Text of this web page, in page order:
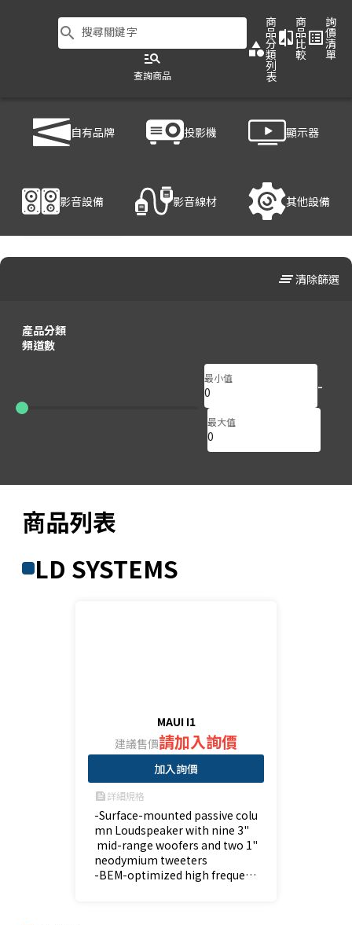
search 搜尋關鍵字
manage_search
查詢商品
category
商
品
分
類
列
表
compare
商
品
比
較
list_alt
詢
價
清
單
自有品牌 投影機 顯示器
影音設備 影音線材 其他設備
⿆克⾵/擴⾳機
clear_all清除篩選
產品分類
頻道數
最小值 -
最大值
商品列表
LD SYSTEMS
MAUI I1
建議售價請加入詢價
加入詢價
feed詳細規格
-Surface-mounted passive colu
mn Loudspeaker with nine 3"
mid-range woofers and two 1"
neodymium tweeters
-BEM-optimized high frequenc